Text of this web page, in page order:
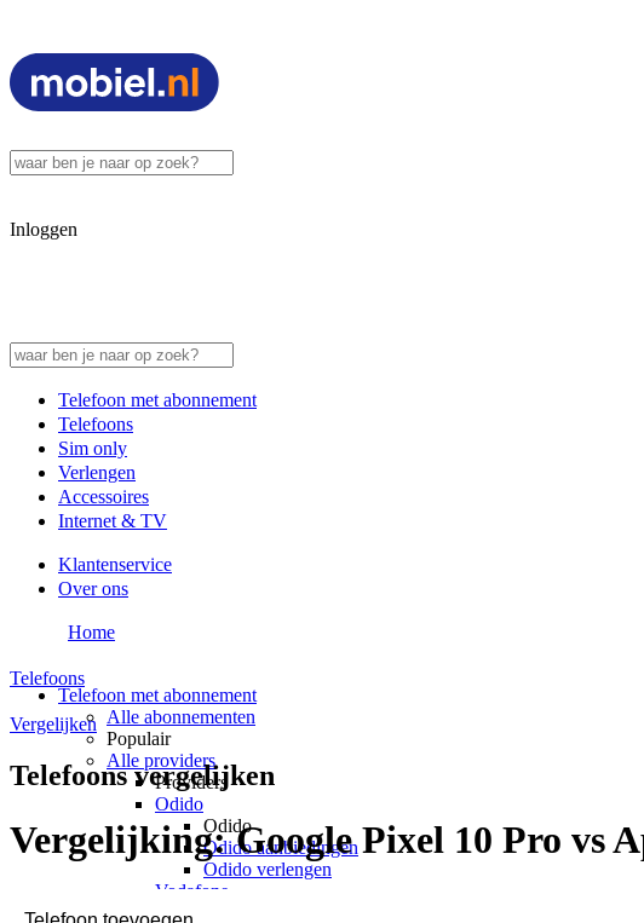
Inloggen
Telefoon met abonnement
Telefoons
Sim only
Verlengen
Accessoires
Internet & TV
Klantenservice
Over ons
Telefoon met abonnement
Alle abonnementen
Populair
Alle providers
Providers
Odido
Odido
Odido aanbiedingen
Odido verlengen
Vodafone
Home
Telefoons
Vergelijken
Telefoons vergelijken
Vergelijking: Google Pixel 10 Pro vs